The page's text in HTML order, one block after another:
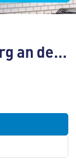
ALDI Nord Rotenburg an der Fulda